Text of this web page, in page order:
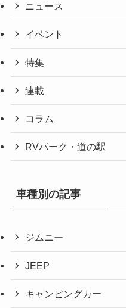
ニュース
イベント
特集
連載
コラム
RVパーク・道の駅
車種別の記事
ジムニー
JEEP
キャンピングカー